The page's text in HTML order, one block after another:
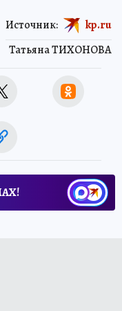
Татьяна ТИХОНОВА
Источник: kp.ru